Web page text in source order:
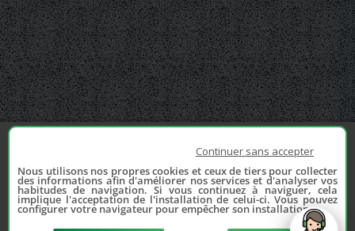
Continuer sans accepter
Nous utilisons nos propres cookies et ceux de tiers pour collecter
des informations afin d'améliorer nos services et d'analyser vos
habitudes de navigation. Si vous continuez à naviguer, cela
implique l'acceptation de l'installation de celui-ci. Vous pouvez
configurer votre navigateur pour empêcher son installation.